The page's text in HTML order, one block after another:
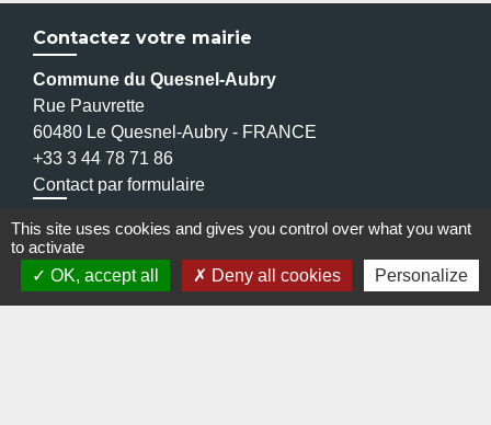
Contactez votre mairie
Commune du Quesnel-Aubry
Rue Pauvrette
60480 Le Quesnel-Aubry - FRANCE
+33 3 44 78 71 86
Contact par formulaire
This site uses cookies and gives you control over what you want
to activate
OK, accept all
Deny all cookies Personalize